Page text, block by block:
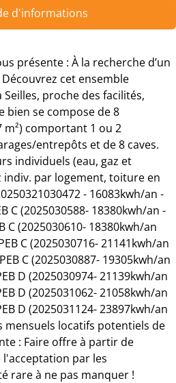
d'informations
présente : À la recherche d’un
cet ensemble
proche des facilités,
bien se compose de 8
m²) comportant 1 ou 2
entrepôts et de 8 caves.
individuels (eau, gaz et
indiv. par logement, toiture en
- 16083kwh/an -
C (2025030588- 18380kwh/an -
C (2025030610- 18380kwh/an
C (2025030716- 21141kwh/an
C (2025030887- 19305kwh/an
D (2025030974- 21139kwh/an
D (2025031062- 21058kwh/an
D (2025031124- 23897kwh/an
mensuels locatifs potentiels de
: Faire offre à partir de
l'acceptation par les
rare à ne pas manquer !